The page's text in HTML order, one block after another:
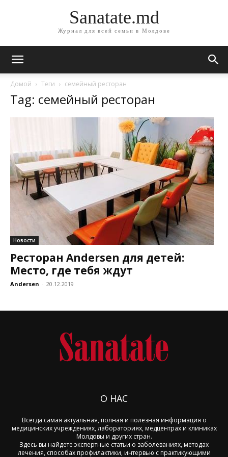
Sanatate.md
Журнал для всей семьи в Молдове
Домой Теги семейный ресторан
Tag: семейный ресторан
Новости
Ресторан Andersen для детей:
Место, где тебя ждут
Andersen - 20.12.2019
О НАС
Всегда самая актуальная, полная и полезная информация о
медицинских учреждениях, лабораториях, медцентрах и клиниках
Молдовы и других стран.
Здесь вы найдете экспертные статьи о заболеваниях, методах
лечения, способах профилактики, интервью с практикующими